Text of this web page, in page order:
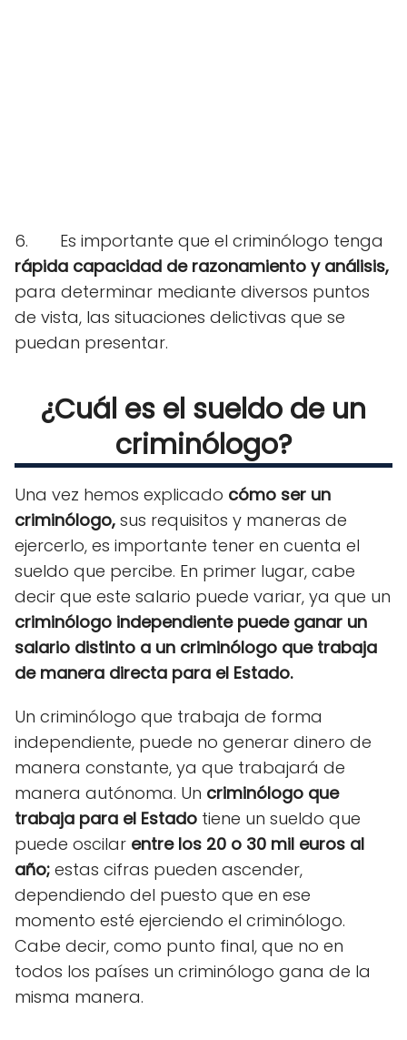
6.
Es importante que el criminólogo tenga
rápida capacidad de razonamiento y análisis,
para determinar mediante diversos puntos
de vista, las situaciones delictivas que se
puedan presentar.
¿Cuál es el sueldo de un
criminólogo?
Una vez hemos explicado cómo ser un
criminólogo, sus requisitos y maneras de
ejercerlo, es importante tener en cuenta el
sueldo que percibe. En primer lugar, cabe
decir que este salario puede variar, ya que un
criminólogo independiente puede ganar un
salario distinto a un criminólogo que trabaja
de manera directa para el Estado.
Un criminólogo que trabaja de forma
independiente, puede no generar dinero de
manera constante, ya que trabajará de
manera autónoma. Un criminólogo que
trabaja para el Estado tiene un sueldo que
puede oscilar entre los 20 o 30 mil euros al
año; estas cifras pueden ascender,
dependiendo del puesto que en ese
momento esté ejerciendo el criminólogo.
Cabe decir, como punto final, que no en
todos los países un criminólogo gana de la
misma manera.